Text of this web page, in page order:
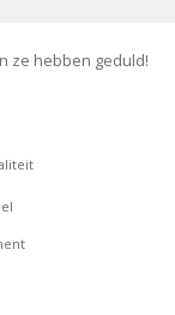
ze hebben geduld!